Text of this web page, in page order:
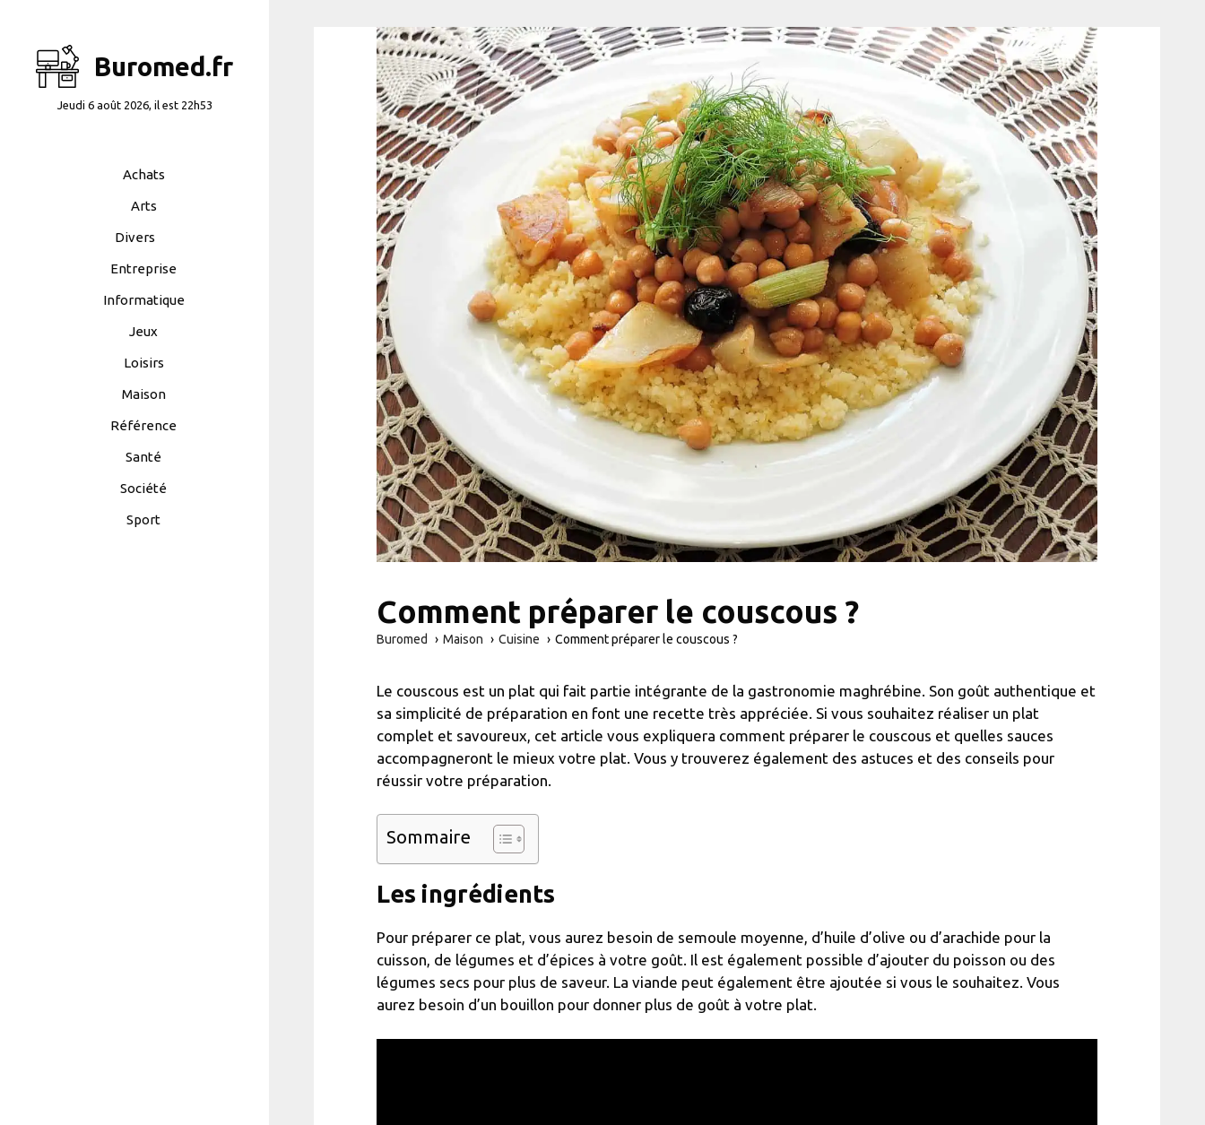
Buromed.fr
Achats
Arts
Divers
Entreprise
Informatique
Jeux
Loisirs
Maison
Référence
Santé
Société
Sport
Jeudi 6 août 2026, il est 22h53
Comment préparer le couscous ?
Buromed Maison Cuisine Comment préparer le couscous ?
Le couscous est un plat qui fait partie intégrante de la gastronomie maghrébine. Son goût authentique et
sa simplicité de préparation en font une recette très appréciée. Si vous souhaitez réaliser un plat
complet et savoureux, cet article vous expliquera comment préparer le couscous et quelles sauces
accompagneront le mieux votre plat. Vous y trouverez également des astuces et des conseils pour
réussir votre préparation.
Sommaire
Les ingrédients
Pour préparer ce plat, vous aurez besoin de semoule moyenne, d’huile d’olive ou d’arachide pour la
cuisson, de légumes et d’épices à votre goût. Il est également possible d’ajouter du poisson ou des
légumes secs pour plus de saveur. La viande peut également être ajoutée si vous le souhaitez. Vous
aurez besoin d’un bouillon pour donner plus de goût à votre plat.